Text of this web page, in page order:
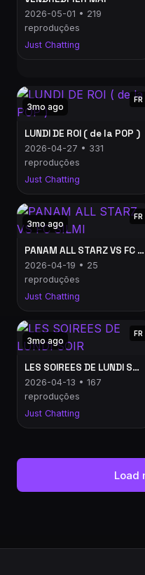
2026-05-01 • 219
reproduções
Just Chatting
3mo ago
FR
LUNDI DE ROI ( de la POP )
2026-04-27 • 331
reproduções
Just Chatting
3mo ago
FR
PANAM ALL STARZ VS FC SILMI
2026-04-19 • 25
reproduções
Just Chatting
3mo ago
FR
LES SOIREES DE LUNDI SOIR
2026-04-13 • 167
reproduções
Just Chatting
Load